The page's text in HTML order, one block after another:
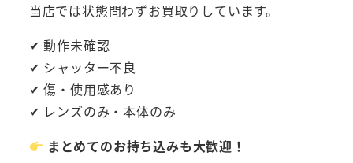
当店では状態問わずお買取りしています。
✔ 動作未確認
✔ シャッター不良
✔ 傷・使用感あり
✔ レンズのみ・本体のみ
まとめてのお持ち込みも大歓迎！